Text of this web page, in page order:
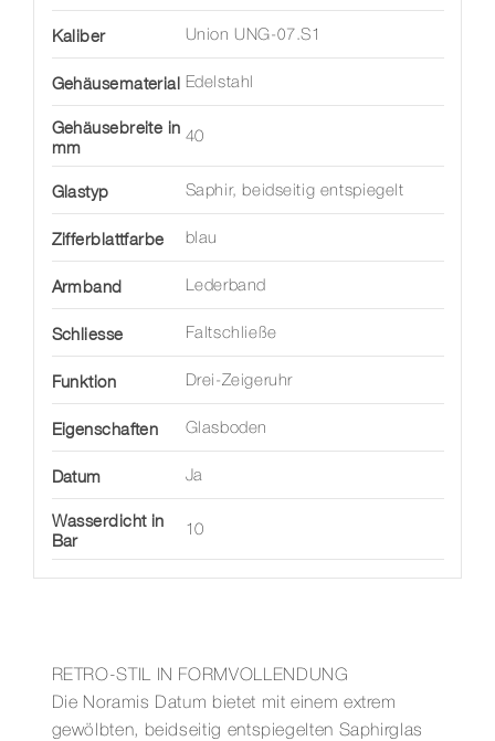
Kaliber Union UNG-07.S1
Gehäusematerial Edelstahl
Gehäusebreite in
mm
40
Glastyp Saphir, beidseitig entspiegelt
Zifferblattfarbe blau
Armband Lederband
Schliesse Faltschließe
Funktion Drei-Zeigeruhr
Eigenschaften Glasboden
Datum Ja
Wasserdicht in
Bar
10
RETRO-STIL IN FORMVOLLENDUNG
Die Noramis Datum bietet mit einem extrem
gewölbten, beidseitig entspiegelten Saphirglas